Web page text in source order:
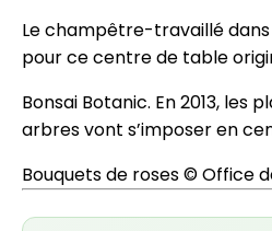
Le champêtre-travaillé
pour ce centre de table
Bonsai Botanic. En 2013, les
arbres vont s’imposer en
Bouquets de roses © Office